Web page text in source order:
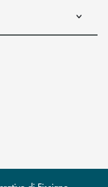
l’app di posta